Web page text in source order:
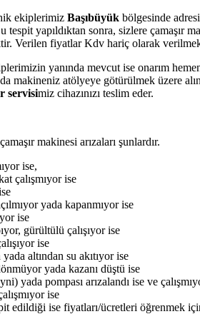
ekiplerimiz Başıbüyük bölgesinde
yapıldıktan sonra, sizlere çamaşır
Verilen fiyatlar Kdv hariç olarak
yanında mevcut ise onarım
makineniz atölyeye götürülmek üzere
servisimiz cihazınızı teslim eder.
makinesi arızaları şunlardır.
ise,
çalışmıyor ise
yada kapanmıyor ise
ise
gürültülü çalışıyor ise
ise
altından su akıtıyor ise
yada kazanı düştü ise
yada pompası arızalandı ise ve
ise
edildiği ise fiyatları/ücretleri öğrenmek